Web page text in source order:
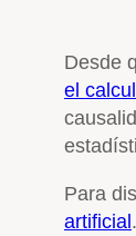
Desde
el
Para
artificial